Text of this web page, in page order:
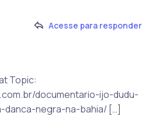
Acesse para responder
Topic:
documentario-ijo-dudu-
negra-na-bahia/ […]